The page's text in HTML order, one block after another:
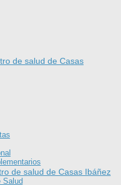
de salud de Casas
de salud de Casas Ibáñez
Salud